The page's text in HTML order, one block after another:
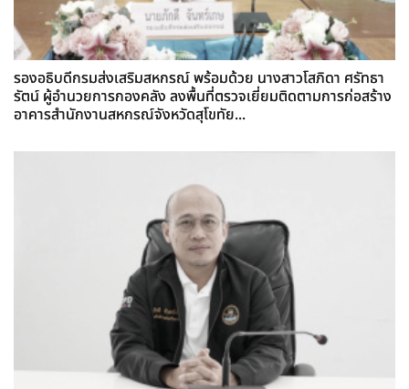
รองอธิบดีกรมส่งเสริมสหกรณ์ พร้อมด้วย นางสาวโสภิดา ศรัทธา
รัตน์ ผู้อำนวยการกองคลัง ลงพื้นที่ตรวจเยี่ยมติดตามการก่อสร้าง
อาคารสำนักงานสหกรณ์จังหวัดสุโขทัย...